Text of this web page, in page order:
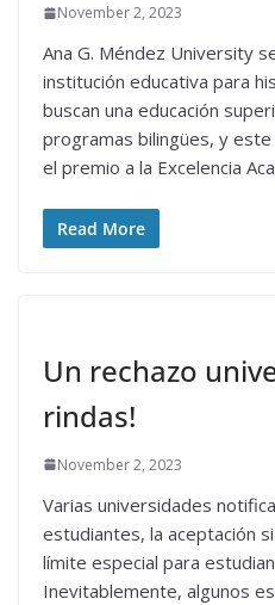
November 2, 2023
Ana G. Méndez University
institución educativa para
buscan una educación
programas bilingües, y
el premio a la Excelencia
Read More
Un rechazo
rindas!
November 2, 2023
Varias universidades
estudiantes, la aceptación
límite especial para
Inevitablemente, algunos